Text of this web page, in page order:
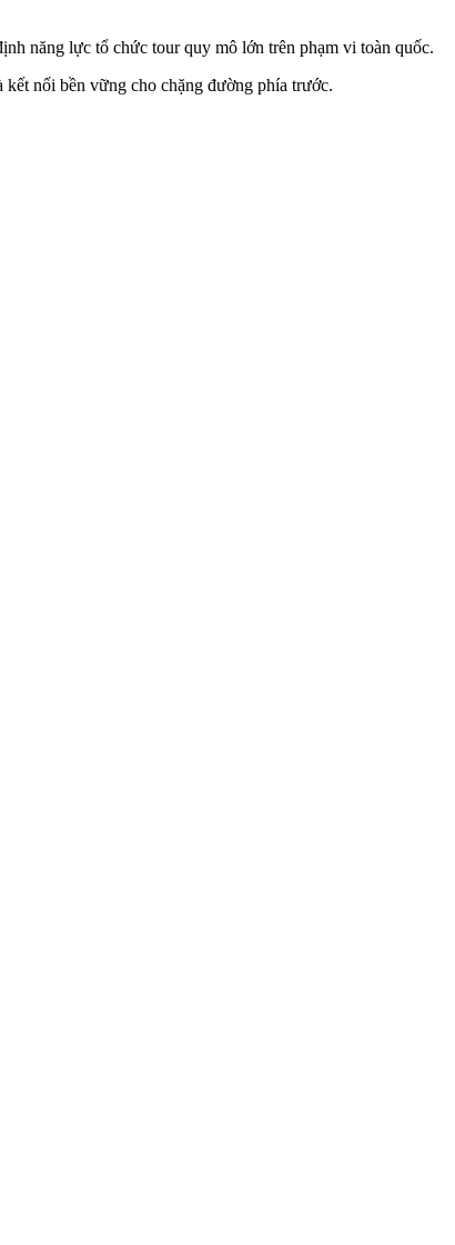
năng lực tổ chức tour quy mô lớn trên phạm vi toàn quốc.
nối bền vững cho chặng đường phía trước.